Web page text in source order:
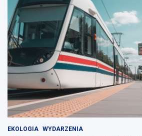
EKOLOGIA WYDARZENIA